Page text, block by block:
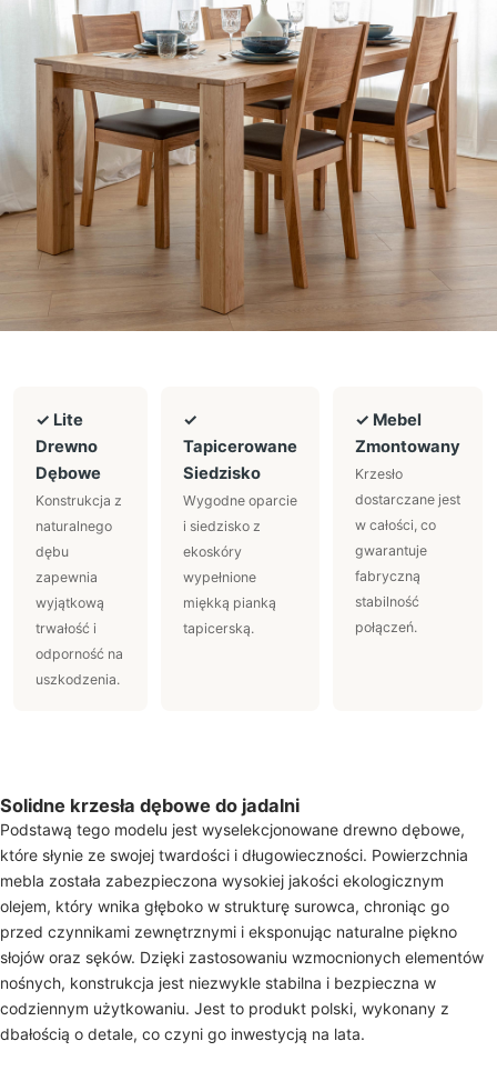
✓ Lite
Drewno
Dębowe
Konstrukcja z
naturalnego
dębu
zapewnia
wyjątkową
trwałość i
odporność na
uszkodzenia.
✓
Tapicerowane
Siedzisko
Wygodne oparcie
i siedzisko z
ekoskóry
wypełnione
miękką pianką
tapicerską.
✓ Mebel
Zmontowany
Krzesło
dostarczane jest
w całości, co
gwarantuje
fabryczną
stabilność
połączeń.
Solidne krzesła dębowe do jadalni
Podstawą tego modelu jest wyselekcjonowane drewno dębowe,
które słynie ze swojej twardości i długowieczności. Powierzchnia
mebla została zabezpieczona wysokiej jakości ekologicznym
olejem, który wnika głęboko w strukturę surowca, chroniąc go
przed czynnikami zewnętrznymi i eksponując naturalne piękno
słojów oraz sęków. Dzięki zastosowaniu wzmocnionych elementów
nośnych, konstrukcja jest niezwykle stabilna i bezpieczna w
codziennym użytkowaniu. Jest to produkt polski, wykonany z
dbałością o detale, co czyni go inwestycją na lata.